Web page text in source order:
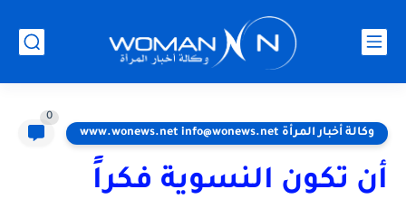
وكالة أخبار المرأة www.wonews.net info@wonews.net
0
أن تكون النسوية فكراً